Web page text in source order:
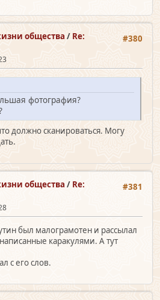
#380
общества/ Re:
фотография?
должно сканироваться. Могу
#381
общества / Re:
был малограмотен и рассылал
каракулями. А тут
с его слов.